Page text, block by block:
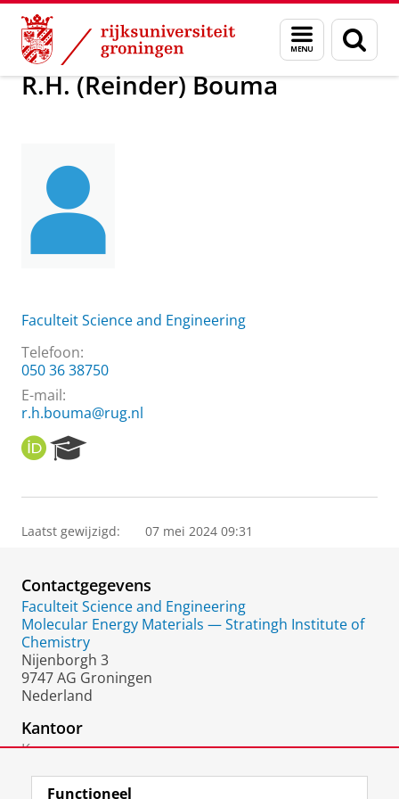
Skip
Content
Skip
Navigation
Menu
en
zoeken
Over ons R.H. (Reinder) Bouma
R.H. (Reinder) Bouma
Faculteit Science and Engineering
Telefoon:
050 36 38750
E-mail:
r.h.bouma@rug.nl
O
R
I
e
r
P
o
r
t
a
l
Laatst gewijzigd: 07 mei 2024 09:31
Contactgegevens
Faculteit Science and Engineering
Molecular Energy Materials — Stratingh Institute of
Chemistry
Nijenborgh 3
9747 AG Groningen
Nederland
Kantoor
Kamer:
Functioneel